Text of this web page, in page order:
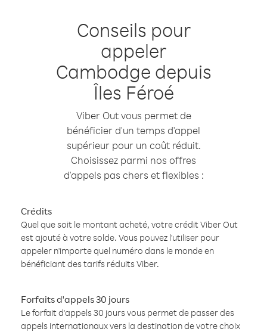
Conseils pour
appeler
Cambodge depuis
Îles Féroé
Viber Out vous permet de
bénéficier d'un temps d'appel
supérieur pour un coût réduit.
Choisissez parmi nos offres
d'appels pas chers et flexibles :
Crédits
Quel que soit le montant acheté, votre crédit Viber Out
est ajouté à votre solde. Vous pouvez l'utiliser pour
appeler n'importe quel numéro dans le monde en
bénéficiant des tarifs réduits Viber.
Forfaits d'appels 30 jours
Le forfait d'appels 30 jours vous permet de passer des
appels internationaux vers la destination de votre choix